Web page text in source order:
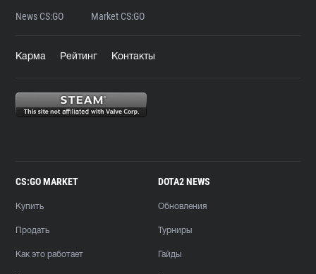
News CS:GO Market CS:GO
Карма Рейтинг Контакты
CS:GO MARKET
Купить
Продать
Как это работает
DOTA2 NEWS
Обновления
Турниры
Гайды